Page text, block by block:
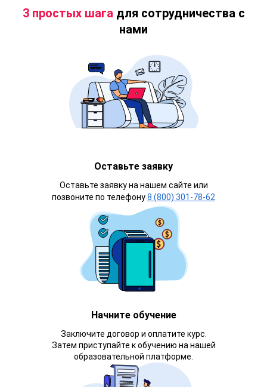
3 простых шагадля сотрудничества с
нами
Оставьте заявку
Оставьте заявку на нашем сайте или
позвоните по телефону8 (800) 301-78-62
Начните обучение
Заключите договор и оплатите курс.
Затем приступайте к обучению на нашей
образовательной платформе.